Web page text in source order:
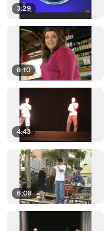
3:29
6:10
4:43
6:08